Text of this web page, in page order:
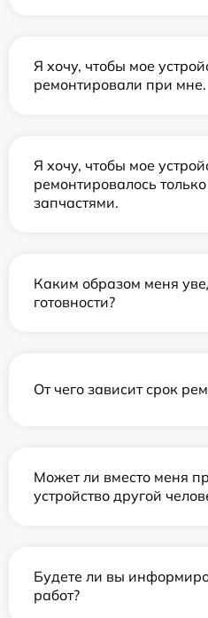
Я хочу, чтобы мое
ремонтировали при мне.
Я хочу, чтобы мое
ремонтировалось
запчастями.
Каким образом меня
готовности?
От чего зависит срок
Может ли вместо меня
устройство другой
Будете ли вы
работ?